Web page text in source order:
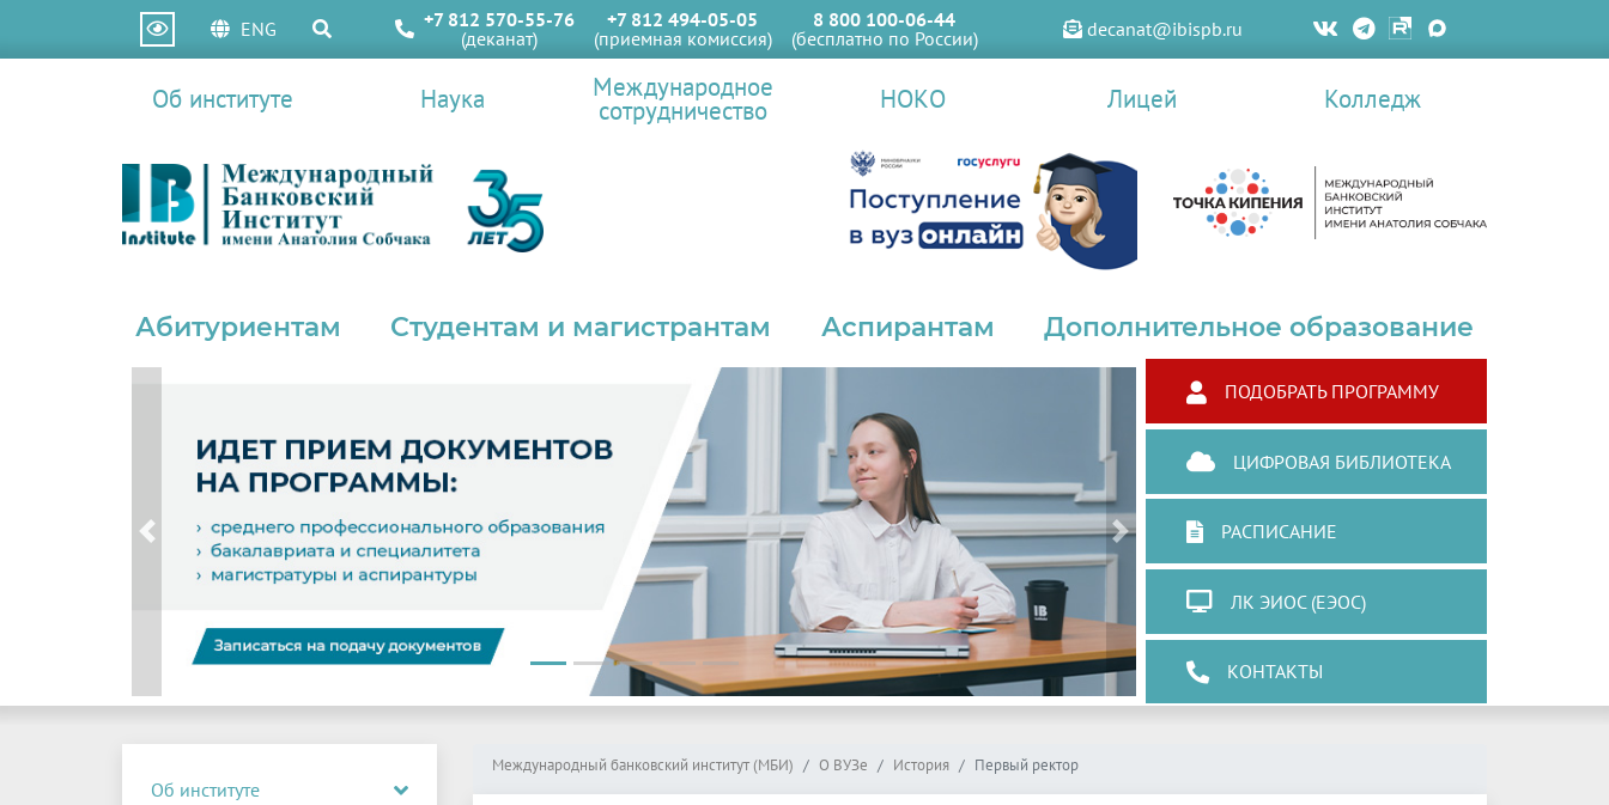
ENG
+7 812 570-55-76
(деканат)
+7 812 494-05-05
(приемная комиссия)
8 800 100-06-44
(бесплатно по России)
decanat@ibispb.ru
Об институте Наука Международное
сотрудничество НОКО Лицей Колледж
Абитуриентам Студентам и магистрантам Аспирантам Дополнительное образование
Previous Next
ПОДОБРАТЬ ПРОГРАММУ
ЦИФРОВАЯ БИБЛИОТЕКА
РАСПИСАНИЕ
ЛК ЭИОС (ЕЭОС)
КОНТАКТЫ
Об институте
Международный банковский институт (МБИ) О ВУЗе История Первый ректор